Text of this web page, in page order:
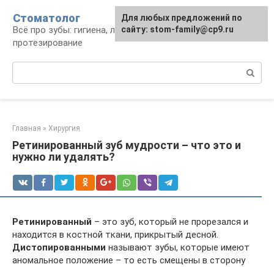
контенту
Стоматолог
Всё про зубы: гигиена, лечение,
протезирование
Главная » Хирургия
Ретинированный зуб мудрости – что это и
нужно ли удалять?
Ретинированный – это зуб, который не прорезался и
находится в костной ткани, прикрытый десной.
Дистопированными называют зубы, которые имеют
аномальное положение – то есть смещены в сторону
Для любых предложений по
сайту: stom-family@cp9.ru